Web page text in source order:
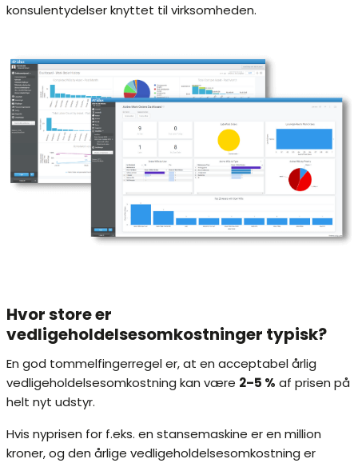
konsulentydelser knyttet til virksomheden.
Hvor store er
vedligeholdelsesomkostninger typisk?
En god tommelfingerregel er, at en acceptabel årlig
vedligeholdelsesomkostning kan være 2–5 % af prisen på
helt nyt udstyr.
Hvis nyprisen for f.eks. en stansemaskine er en million
kroner, og den årlige vedligeholdelsesomkostning er